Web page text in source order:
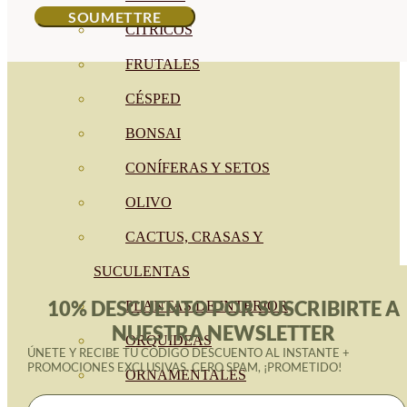
CÍTRICOS
FRUTALES
CÉSPED
BONSAI
CONÍFERAS Y SETOS
OLIVO
CACTUS, CRASAS Y
SUCULENTAS
PLANTAS DE INTERIOR
ORQUIDEAS
ORNAMENTALES
10% DESCUENTO POR SUSCRIBIRTE A
NUESTRA NEWSLETTER
ÚNETE Y RECIBE TU CÓDIGO DESCUENTO AL INSTANTE +
PROMOCIONES EXCLUSIVAS. CERO SPAM, ¡PROMETIDO!